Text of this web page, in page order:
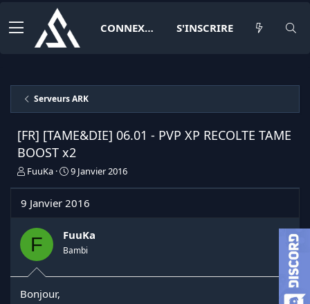
CONNEXION S'INSCRIRE
Serveurs ARK
[FR] [TAME&DIE] 06.01 - PVP XP RECOLTE TAME
BOOST x2
I
t
a
e
u
d
FuuKa
D
e
e
é
9 Janvier 2016
9 Janvier 2016
F FuuKa
Bambi
Bonjour,